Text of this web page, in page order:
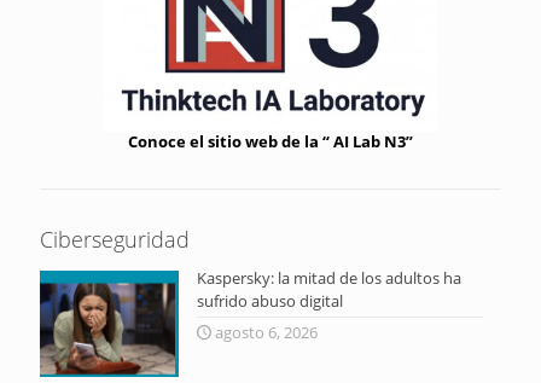
Conoce el sitio web de la “ AI Lab N3”
Ciberseguridad
Kaspersky: la mitad de los adultos ha
sufrido abuso digital
agosto 6, 2026